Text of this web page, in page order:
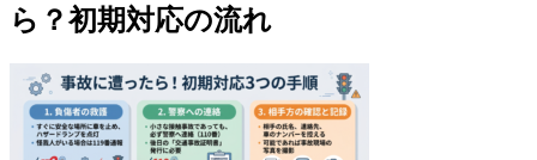
ら？初期対応の流れ